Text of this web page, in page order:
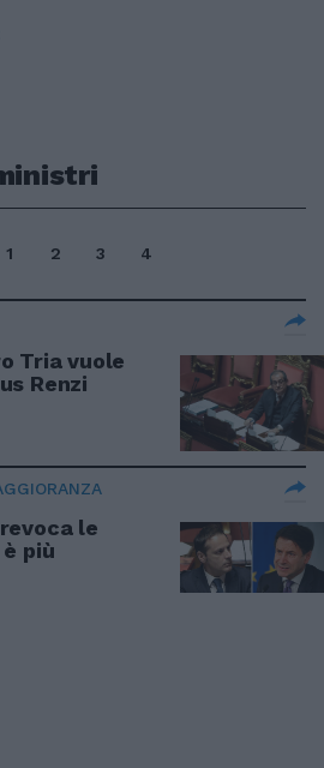
1 2 3 4
Tria vuole
Renzi
le
più